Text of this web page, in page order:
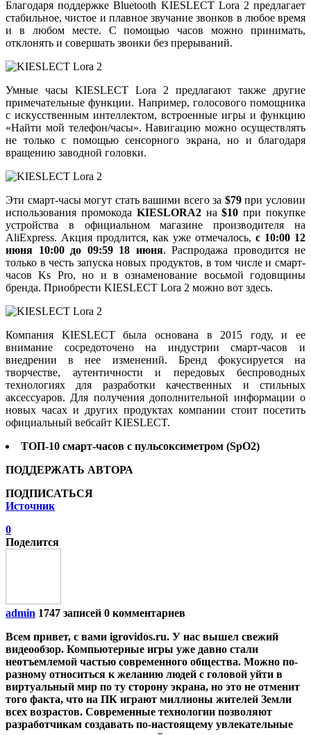
Благодаря поддержке Bluetooth KIESLECT Lora 2 предлагает
стабильное, чистое и плавное звучание звонков в любое время
и в любом месте. С помощью часов можно принимать,
отклонять и совершать звонки без прерываний.
Умные часы KIESLECT Lora 2 предлагают также другие
примечательные функции. Например, голосового помощника
с искусственным интеллектом, встроенные игры и функцию
«Найти мой телефон/часы». Навигацию можно осуществлять
не только с помощью сенсорного экрана, но и благодаря
вращению заводной головки.
Эти смарт-часы могут стать вашими всего за $79при условии
использования промокода KIESLORA2на$10 при покупке
устройства в официальном магазине производителя на
AliExpress. Акция продлится, как уже отмечалось, с 10:00 12
июня 10:00 до 09:59 18 июня. Распродажа проводится не
только в честь запуска новых продуктов, в том числе и смарт-
часов Ks Pro, но и в ознаменование восьмой годовщины
бренда. Приобрести KIESLECT Lora 2 можно вот здесь.
Компания KIESLECT была основана в 2015 году, и ее
внимание сосредоточено на индустрии смарт-часов и
внедрении в нее изменений. Бренд фокусируется на
творчестве, аутентичности и передовых беспроводных
технологиях для разработки качественных и стильных
аксессуаров. Для получения дополнительной информации о
новых часах и других продуктах компании стоит посетить
официальный вебсайт KIESLECT.
ТОП-10 смарт-часов с пульсоксиметром (SpO2)
ПОДДЕРЖАТЬ АВТОРА
ПОДПИСАТЬСЯ
Источник
0
Поделится
admin 1747 записей 0 комментариев
Всем привет, с вами igrovidos.ru. У нас вышел свежий
видеообзор. Компьютерные игры уже давно стали
неотъемлемой частью современного общества. Можно по-
разному относиться к желанию людей с головой уйти в
виртуальный мир по ту сторону экрана, но это не отменит
того факта, что на ПК играют миллионы жителей Земли
всех возрастов. Современные технологии позволяют
разработчикам создавать по-настоящему увлекательные